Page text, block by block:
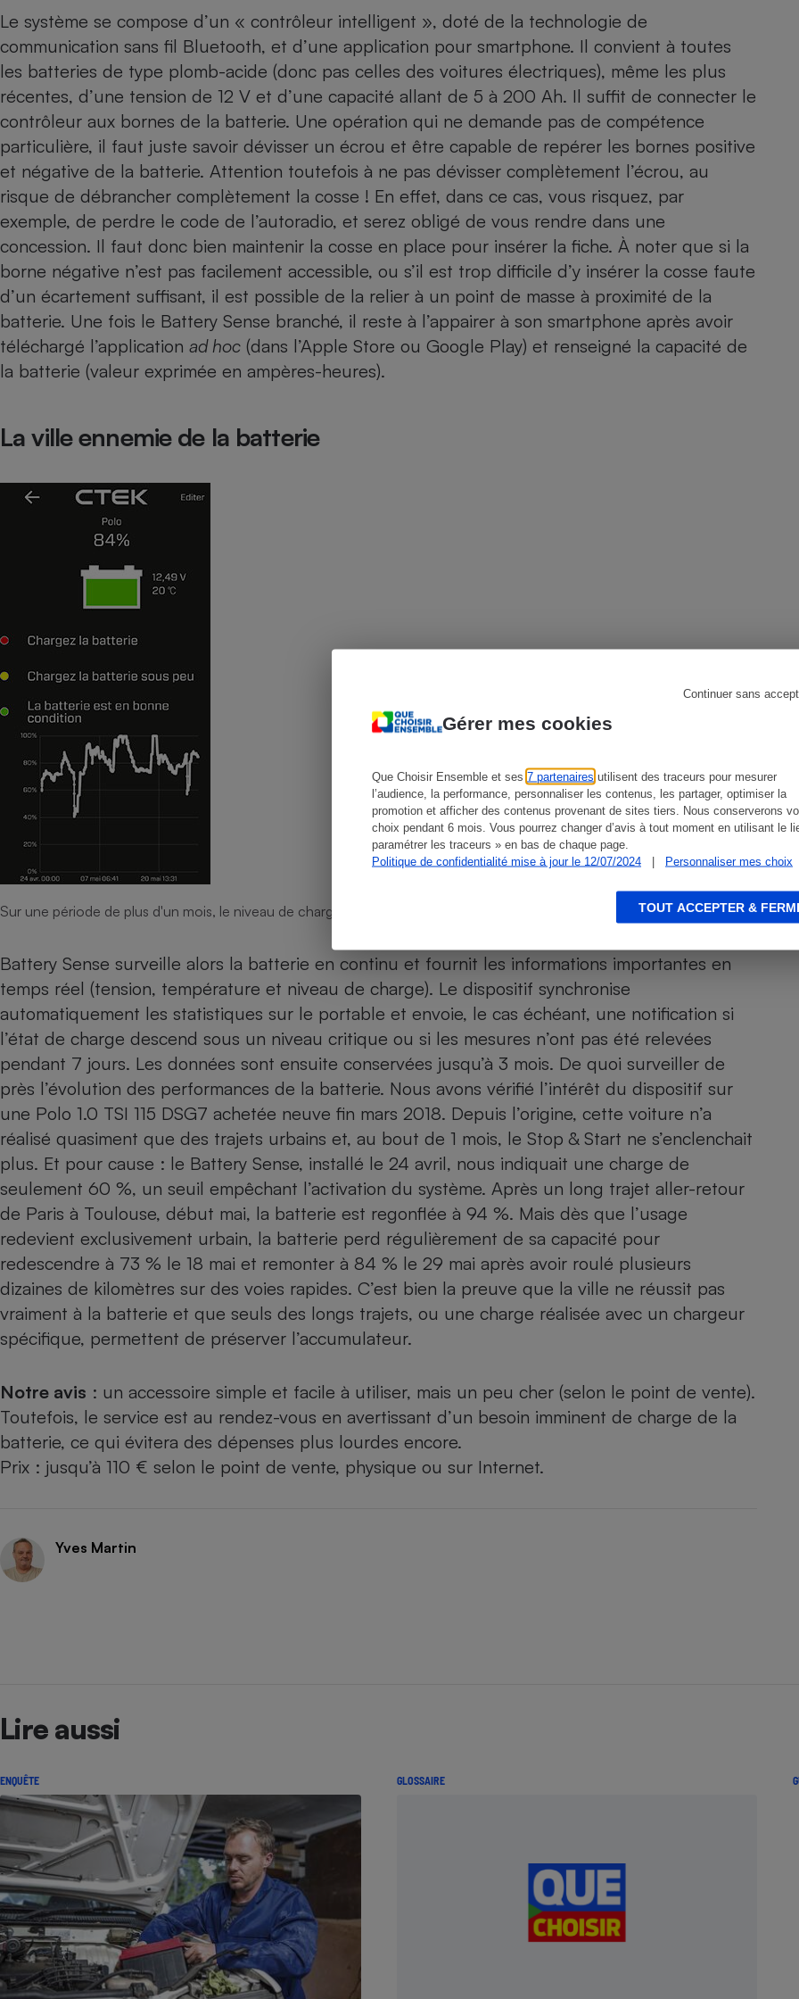
Gérer mes cookies
Que Choisir Ensemble et ses 7 partenaires utilisent des traceurs pour mesurer
l’audience, la performance, personnaliser les contenus, les partager, optimiser la
promotion et afficher des contenus provenant de sites tiers. Nous conserverons
choix pendant 6 mois. Vous pourrez changer d’avis à tout moment en utilisant le
paramétrer les traceurs » en bas de chaque page.
Politique de confidentialité mise à jour le 12/07/2024
| Personnaliser mes choix
Continuer sans
TOUT ACCEPTER &
Le système se compose d’un « contrôleur intelligent », doté de la technologie de
communication sans fil Bluetooth, et d’une application pour smartphone. Il convient à toutes
les batteries de type plomb-acide (donc pas celles des voitures électriques), même les plus
récentes, d’une tension de 12 V et d’une capacité allant de 5 à 200 Ah. Il suffit de connecter le
contrôleur aux bornes de la batterie. Une opération qui ne demande pas de compétence
particulière, il faut juste savoir dévisser un écrou et être capable de repérer les bornes positive
et négative de la batterie. Attention toutefois à ne pas dévisser complètement l’écrou, au
risque de débrancher complètement la cosse ! En effet, dans ce cas, vous risquez, par
exemple, de perdre le code de l’autoradio, et serez obligé de vous rendre dans une
concession. Il faut donc bien maintenir la cosse en place pour insérer la fiche. À noter que si la
borne négative n’est pas facilement accessible, ou s’il est trop difficile d’y insérer la cosse faute
d’un écartement suffisant, il est possible de la relier à un point de masse à proximité de la
batterie. Une fois le Battery Sense branché, il reste à l’appairer à son smartphone après avoir
téléchargé l’application ad hoc (dans l’Apple Store ou Google Play) et renseigné la capacité de
la batterie (valeur exprimée en ampères-heures).
La ville ennemie de la batterie
Sur une période de plus d'un mois, le niveau de charge de la batterie varie sensiblement en fonction de l'utilisation.
Battery Sense surveille alors la batterie en continu et fournit les informations importantes en
temps réel (tension, température et niveau de charge). Le dispositif synchronise
automatiquement les statistiques sur le portable et envoie, le cas échéant, une notification si
l’état de charge descend sous un niveau critique ou si les mesures n’ont pas été relevées
pendant 7 jours. Les données sont ensuite conservées jusqu’à 3 mois. De quoi surveiller de
près l’évolution des performances de la batterie. Nous avons vérifié l’intérêt du dispositif sur
une Polo 1.0 TSI 115 DSG7 achetée neuve fin mars 2018. Depuis l’origine, cette voiture n’a
réalisé quasiment que des trajets urbains et, au bout de 1 mois, le Stop & Start ne s’enclenchait
plus. Et pour cause : le Battery Sense, installé le 24 avril, nous indiquait une charge de
seulement 60 %, un seuil empêchant l’activation du système. Après un long trajet aller-retour
de Paris à Toulouse, début mai, la batterie est regonflée à 94 %. Mais dès que l’usage
redevient exclusivement urbain, la batterie perd régulièrement de sa capacité pour
redescendre à 73 % le 18 mai et remonter à 84 % le 29 mai après avoir roulé plusieurs
dizaines de kilomètres sur des voies rapides. C’est bien la preuve que la ville ne réussit pas
vraiment à la batterie et que seuls des longs trajets, ou une charge réalisée avec un chargeur
spécifique, permettent de préserver l’accumulateur.
Notre avis : un accessoire simple et facile à utiliser, mais un peu cher (selon le point de vente).
Toutefois, le service est au rendez-vous en avertissant d’un besoin imminent de charge de la
batterie, ce qui évitera des dépenses plus lourdes encore.
Prix : jusqu’à 110 € selon le point de vente, physique ou sur Internet.
Yves Martin
Lire aussi
ENQUÊTE GLOSSAIRE
Plaque de cuisson à
induction
Four encastrable
Climatiseur -
Ventilateur
Aspirateur
Téléphone mobile -
Smartphone
Appareil photo
numérique
Antivirus
Climatiseur -
Ventilateur
Lessive